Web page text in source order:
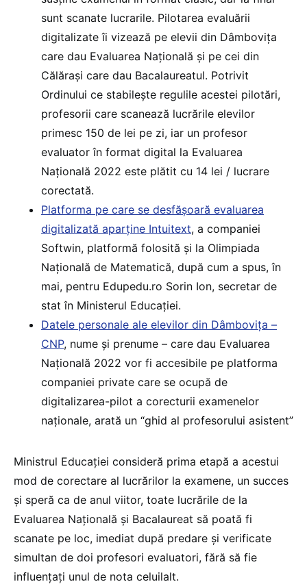
sunt scanate lucrarile. Pilotarea evaluării
digitalizate îi vizează pe elevii din Dâmbovița
care dau Evaluarea Națională și pe cei din
Călărași care dau Bacalaureatul. Potrivit
Ordinului ce stabilește regulile acestei pilotări,
profesorii care scanează lucrările elevilor
primesc 150 de lei pe zi, iar un profesor
evaluator în format digital la Evaluarea
Națională 2022 este plătit cu 14 lei / lucrare
corectată.
Platforma pe care se desfășoară evaluarea
digitalizată aparține Intuitext, a companiei
Softwin, platformă folosită și la Olimpiada
Națională de Matematică, după cum a spus, în
mai, pentru Edupedu.ro Sorin Ion, secretar de
stat în Ministerul Educației.
Datele personale ale elevilor din Dâmbovița –
CNP, nume și prenume – care dau Evaluarea
Națională 2022 vor fi accesibile pe platforma
companiei private care se ocupă de
digitalizarea-pilot a corecturii examenelor
naționale, arată un “ghid al profesorului asistent”
Ministrul Educației consideră prima etapă a acestui
mod de corectare al lucrărilor la examene, un succes
și speră ca de anul viitor, toate lucrările de la
Evaluarea Națională și Bacalaureat să poată fi
scanate pe loc, imediat după predare și verificate
simultan de doi profesori evaluatori, fără să fie
influențați unul de nota celuilalt.